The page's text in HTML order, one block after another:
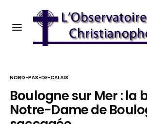
NORD-PAS-DE-CALAIS
Boulogne sur Mer : la
Notre-Dame de